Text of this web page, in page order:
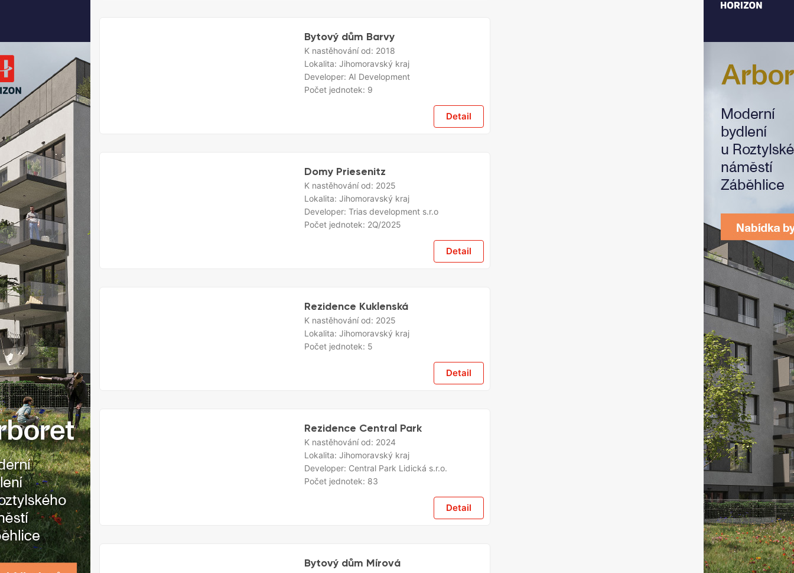
Bytový dům Barvy
K nastěhování od: 2018
Lokalita:Jihomoravský kraj
Developer: AI Development
Počet jednotek: 9
Detail
Domy Priesenitz
K nastěhování od: 2025
Lokalita:Jihomoravský kraj
Developer:Trias development s.r.o
Počet jednotek: 2Q/2025
Detail
Rezidence Kuklenská
K nastěhování od: 2025
Lokalita:Jihomoravský kraj
Počet jednotek: 5
Detail
Rezidence Central Park
K nastěhování od: 2024
Lokalita:Jihomoravský kraj
Developer: Central Park Lidická s.r.o.
Počet jednotek: 83
Detail
Bytový dům Mírová